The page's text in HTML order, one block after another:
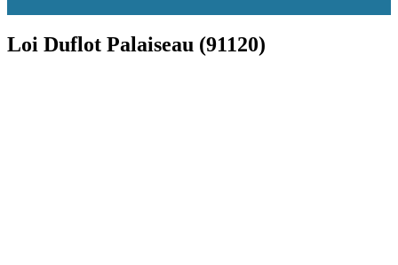
Loi Duflot Palaiseau (91120)